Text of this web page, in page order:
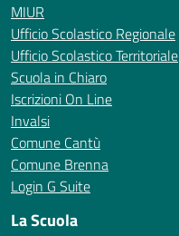
MIUR
Ufficio Scolastico Regionale
Ufficio Scolastico Territoriale
Scuola in Chiaro
Iscrizioni On Line
Invalsi
Comune Cantù
Comune Brenna
Login G Suite
La Scuola